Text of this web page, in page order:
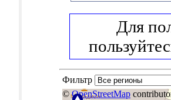
Для
Фильтр
©OpenStreetMap